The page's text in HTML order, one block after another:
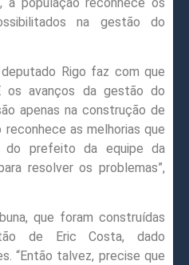
na gestão do
Rigo faz com que
os avanços da gestão do
apenas na construção de
as melhorias que
prefeito da equipe da
resolver os problemas”,
que foram construídas
de Eric Costa, dado
“Então talvez, precise que